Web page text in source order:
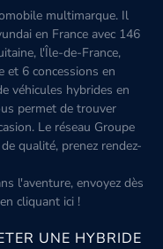
multimarque. Il
en France avec 146
l'Île-de-France,
et 6 concessions en
véhicules hybrides en
permet de trouver
Le réseau Groupe
qualité, prenez rendez-
l'aventure, envoyez dès
en cliquant ici !
UNE HYBRIDE